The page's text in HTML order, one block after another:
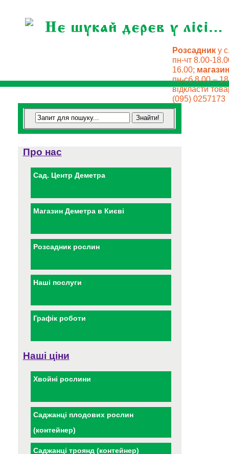
Розсадник у
пн-чт 8.00-
16.00;
пн-сб 8.00 –
відкласти
(095) 0257173
Про нас
Сад. Центр Деметра
Магазин Деметра в Києві
Розсадник рослин
Наші послуги
Графік роботи
Наші ціни
Хвойні рослини
Саджанці плодових рослин
(контейнер)
Саджанці троянд (контейнер)